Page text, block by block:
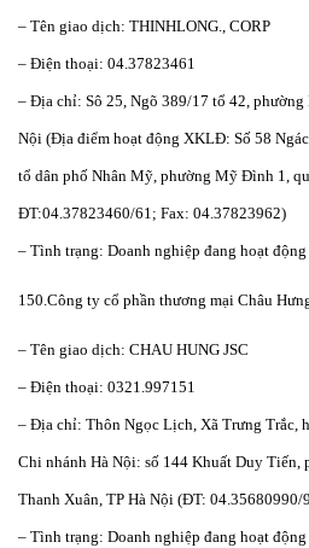
– Tên giao dịch: THINHLONG., CORP
– Điện thoại: 04.37823461
– Địa chỉ: Sô 25, Ngõ 389/17 tổ 42, phường
Nội (Địa điểm hoạt động XKLĐ: Số 58
tổ dân phố Nhân Mỹ, phường Mỹ Đình 1,
ĐT:04.37823460/61; Fax: 04.37823962)
– Tình trạng: Doanh nghiệp đang hoạt động
150.Công ty cổ phần thương mại Châu
– Tên giao dịch: CHAU HUNG JSC
– Điện thoại: 0321.997151
– Địa chỉ: Thôn Ngọc Lịch, Xã Trưng Trắc,
Chi nhánh Hà Nội: số 144 Khuất Duy Tiến,
Thanh Xuân, TP Hà Nội (ĐT:
– Tình trạng: Doanh nghiệp đang hoạt động